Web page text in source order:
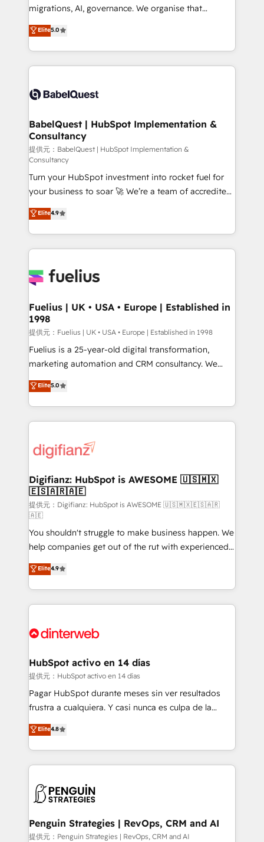
integrations across your full tech stack. - Custom
- Dashboards, lifecycle campaigns, and lead
nurturing sequences. - Cross-hub setup across
scalable retainers. Let’s make HubSpot your most
powerful growth engine. Built to convert, scale, and
migrations, AI, governance. We organise that
complexity, so your team can put HubSpot to work...
Welcome to our Profile! We help with: • CRM
implementation, reports, workflows, and team
training • CRM migration from Salesforce, Pipedrive,
custom API integrations • AI governance for
Boutique 'Elite' team of 12 • 150+ clients across Sales
Hub, Marketing Hub, Service Hub, Data Hub and
CMS • ISO/IEC 27001:2022, ISO 9001:2015, and ISO
42001:2023 certified - the AI management standard •
GuardHub: our AI governance framework, built on
ISO 42001 Ready for the next step? Click the 👈
'𝗖𝗼𝗻𝘁𝗮𝗰𝘁 𝗯𝘂𝘀𝗶𝗻𝗲𝘀𝘀' button to get in touch (𝘸𝘦'𝘳𝘦
𝘴𝘶𝘱𝘦𝘳 𝘳𝘦𝘴𝘱𝘰𝘯𝘴𝘪𝘷𝘦)
Elite5.0
BabelQuest | HubSpot Implementation &
Consultancy
提供元：BabelQuest | HubSpot Implementation &
Consultancy
Turn your HubSpot investment into rocket fuel for
your business to soar 🚀 We’re a team of accredited
HubSpot experts ready to help you. We can
implement the platform into complex business
environments, optimise what you've got and make
sure you can actually use it, build your website in
for you and execute it on HubSpot. We are on the
framework, meaning we've been accredited by
HubSpot and vetted by the CCS, which means we
can support public sector companies as well the
other ones listed in our profile. Our services: -
HubSpot implementation - HubSpot CMS website
is there for you to: - Grow revenue, and run your
business more efficiently - Build stronger
more people - Get the most out of your HubSpot
investment
Elite4.9
Fuelius | UK • USA • Europe | Established in
1998
提供元：Fuelius | UK • USA • Europe | Established in 1998
Fuelius is a 25-year-old digital transformation,
marketing automation and CRM consultancy. We
enable mid-market and enterprise clients to
maximise their return from digital and fuel their
growth. We modernise platforms, streamline
operations that are causing inefficiencies, improve
supercharge revenue operations Key services: • CRM
Transformation / Web Development • RevOps &
Sales Consulting • Marketing Automation What
makes us different? 🚀 Top 0.5% of global HubSpot
agencies ⚙️ The strongest technical ability and
integration capabilities 💼 Consultative, long-term
partners who will embed ourselves into your
business, processes and systems 🏢 We specialise in
working with mid-market and enterprise
organisations, global organisations and those with
complex use cases 🏆 CRM Implementation,
Onboarding Accredited 🔐 ISO27001 & ISO9001
Elite5.0
Digifianz: HubSpot is AWESOME 🇺🇸🇲🇽
🇪🇸🇦🇷🇦🇪
提供元：Digifianz: HubSpot is AWESOME 🇺🇸🇲🇽🇪🇸🇦🇷
🇦🇪
You shouldn't struggle to make business happen. We
help companies get out of the rut with experienced,
process-oriented teams implementing HubSpot
Marketing, Sales, Service, CMS and Operations Hub,
so selling and actually engaging with your customers
feels easy and pain-free. We are a top ranked
and Customer First Awards, 4.9/5 rating in HubSpot
helps the following industries: logistics & 3PL, home
improvement & construction, branding and
commercialization, real estate, health, education,
SaaS, Software Dev & IT and consulting, make the
the United States, EU, UAE, Mexico and Latin
America. From casual user to super fan: make
Elite4.9
HubSpot activo en 14 días
提供元：HubSpot activo en 14 días
Pagar HubSpot durante meses sin ver resultados
frustra a cualquiera. Y casi nunca es culpa de la
herramienta: es del enfoque con el que se
implementó. Trabajamos con un catálogo de +80
casos de uso: cada uno resuelve un problema
concreto de tu operación en HubSpot. La entrega
en paralelo cuando tiene sentido, y siempre
Empiezas a ver resultados antes de que termine el
mes. 🏆 HubSpot Partner of the Year 2022, máximo
Elite4.8
Penguin Strategies | RevOps, CRM and AI
提供元：Penguin Strategies | RevOps, CRM and AI